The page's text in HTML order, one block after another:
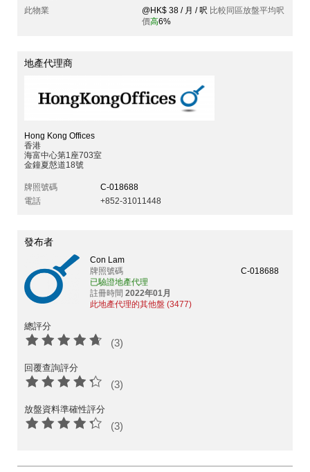
此物業
@HK$ 38 / 月 / 呎 比較同區放盤平均呎
價高6%
地產代理商
Hong Kong Offices
香港
海富中心第1座703室
金鐘夏慤道18號
牌照號碼
C-018688
電話
+852-31011448
發布者
Con Lam
牌照號碼
C-018688
已驗證地產代理
註冊時間 2022年01月
此地產代理的其他盤 (3477)
總評分
(3)
回覆查詢評分
(3)
放盤資料準確性評分
(3)